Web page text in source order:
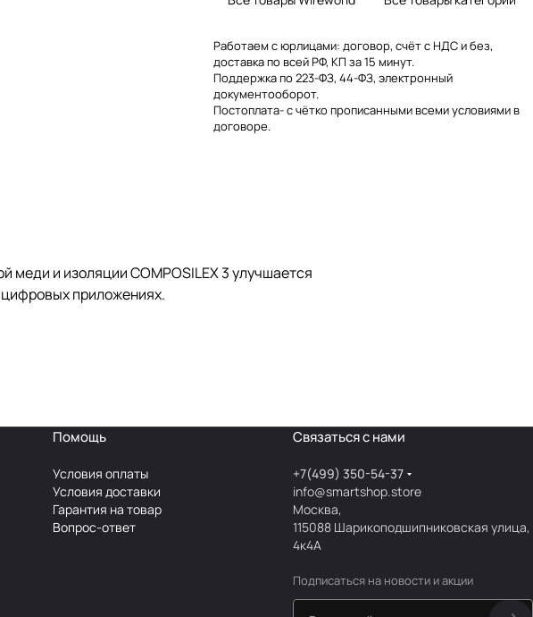
Работаем с юрлицами: договор, счёт с НДС и без,
доставка по всей РФ, КП за 15 минут.
Поддержка по 223-ФЗ, 44-ФЗ, электронный
документооборот.
Постоплата- с чётко прописанными всеми условиями в
договоре.
меди и изоляции COMPOSILEX 3 улучшается
приложениях.
Помощь
Условия оплаты
Условия доставки
Гарантия на товар
Вопрос-ответ
Связаться с нами
+7(499) 350-54-37
info@smartshop.store
Москва,
115088 Шарикоподшипниковская улица,
4к4А
Подписаться на новости и акции